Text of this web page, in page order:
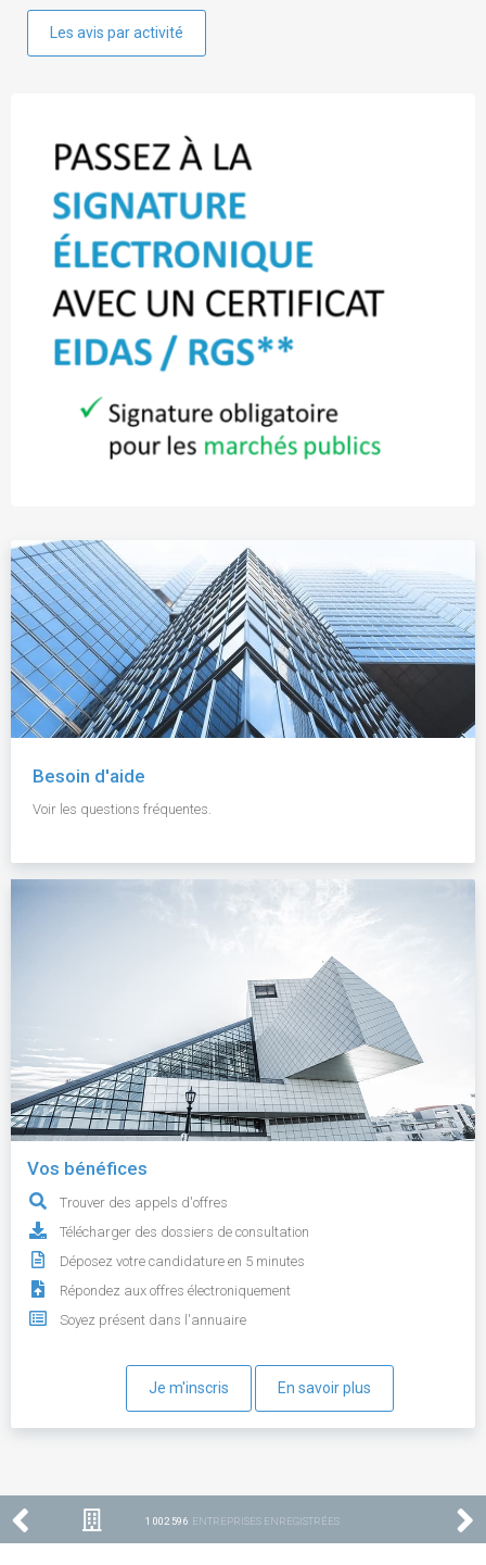
Les avis par activité
Besoin d'aide
Voir les questions fréquentes.
Vos bénéfices
Trouver des appels d'offres
Télécharger des dossiers de consultation
Déposez votre candidature en 5 minutes
Répondez aux offres électroniquement
Soyez présent dans l'annuaire
Je m'inscris En savoir plus
1 002 596 ENTREPRISES ENREGISTRÉES